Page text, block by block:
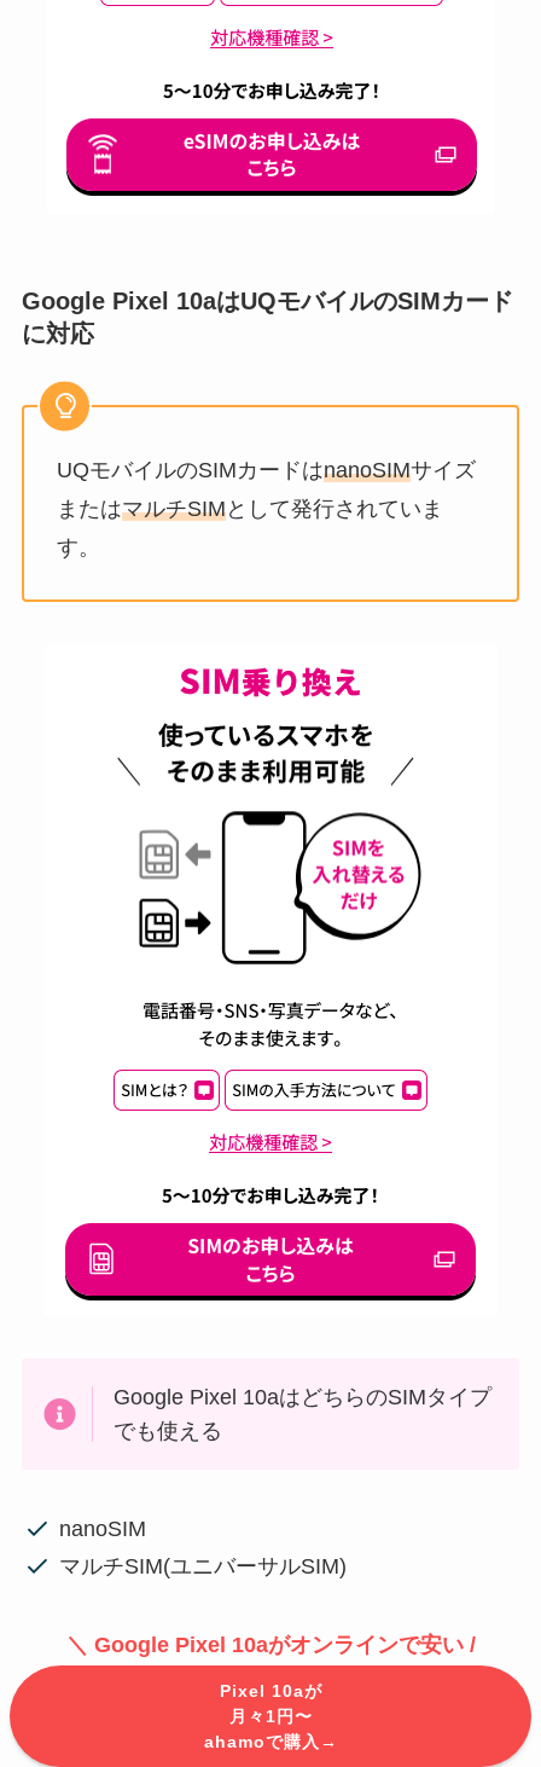
Google Pixel 10aはUQモバイルのSIMカード
に対応
UQモバイルのSIMカードはnanoSIMサイズ
またはマルチSIMとして発行されていま
す。
Google Pixel 10aはどちらのSIMタイプ
でも使える
nanoSIM
マルチSIM(ユニバーサルSIM)
＼ Google Pixel 10aがオンラインで安い /
ahamoでPixel 10aが
月々1円〜→
Pixel 10aが
月々1円〜
ahamoで購入→